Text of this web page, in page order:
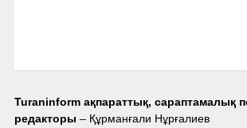
Turaninform ақпараттық, сараптамалық
редакторы – Құрманғали Нұрғалиев